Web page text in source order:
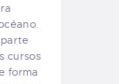
cursos
forma